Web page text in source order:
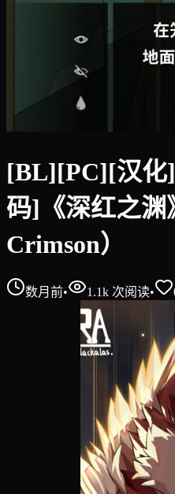
[BL][PC][汉
码]《深红之渊
Crimson）
数月前• 1.1k 次阅读•